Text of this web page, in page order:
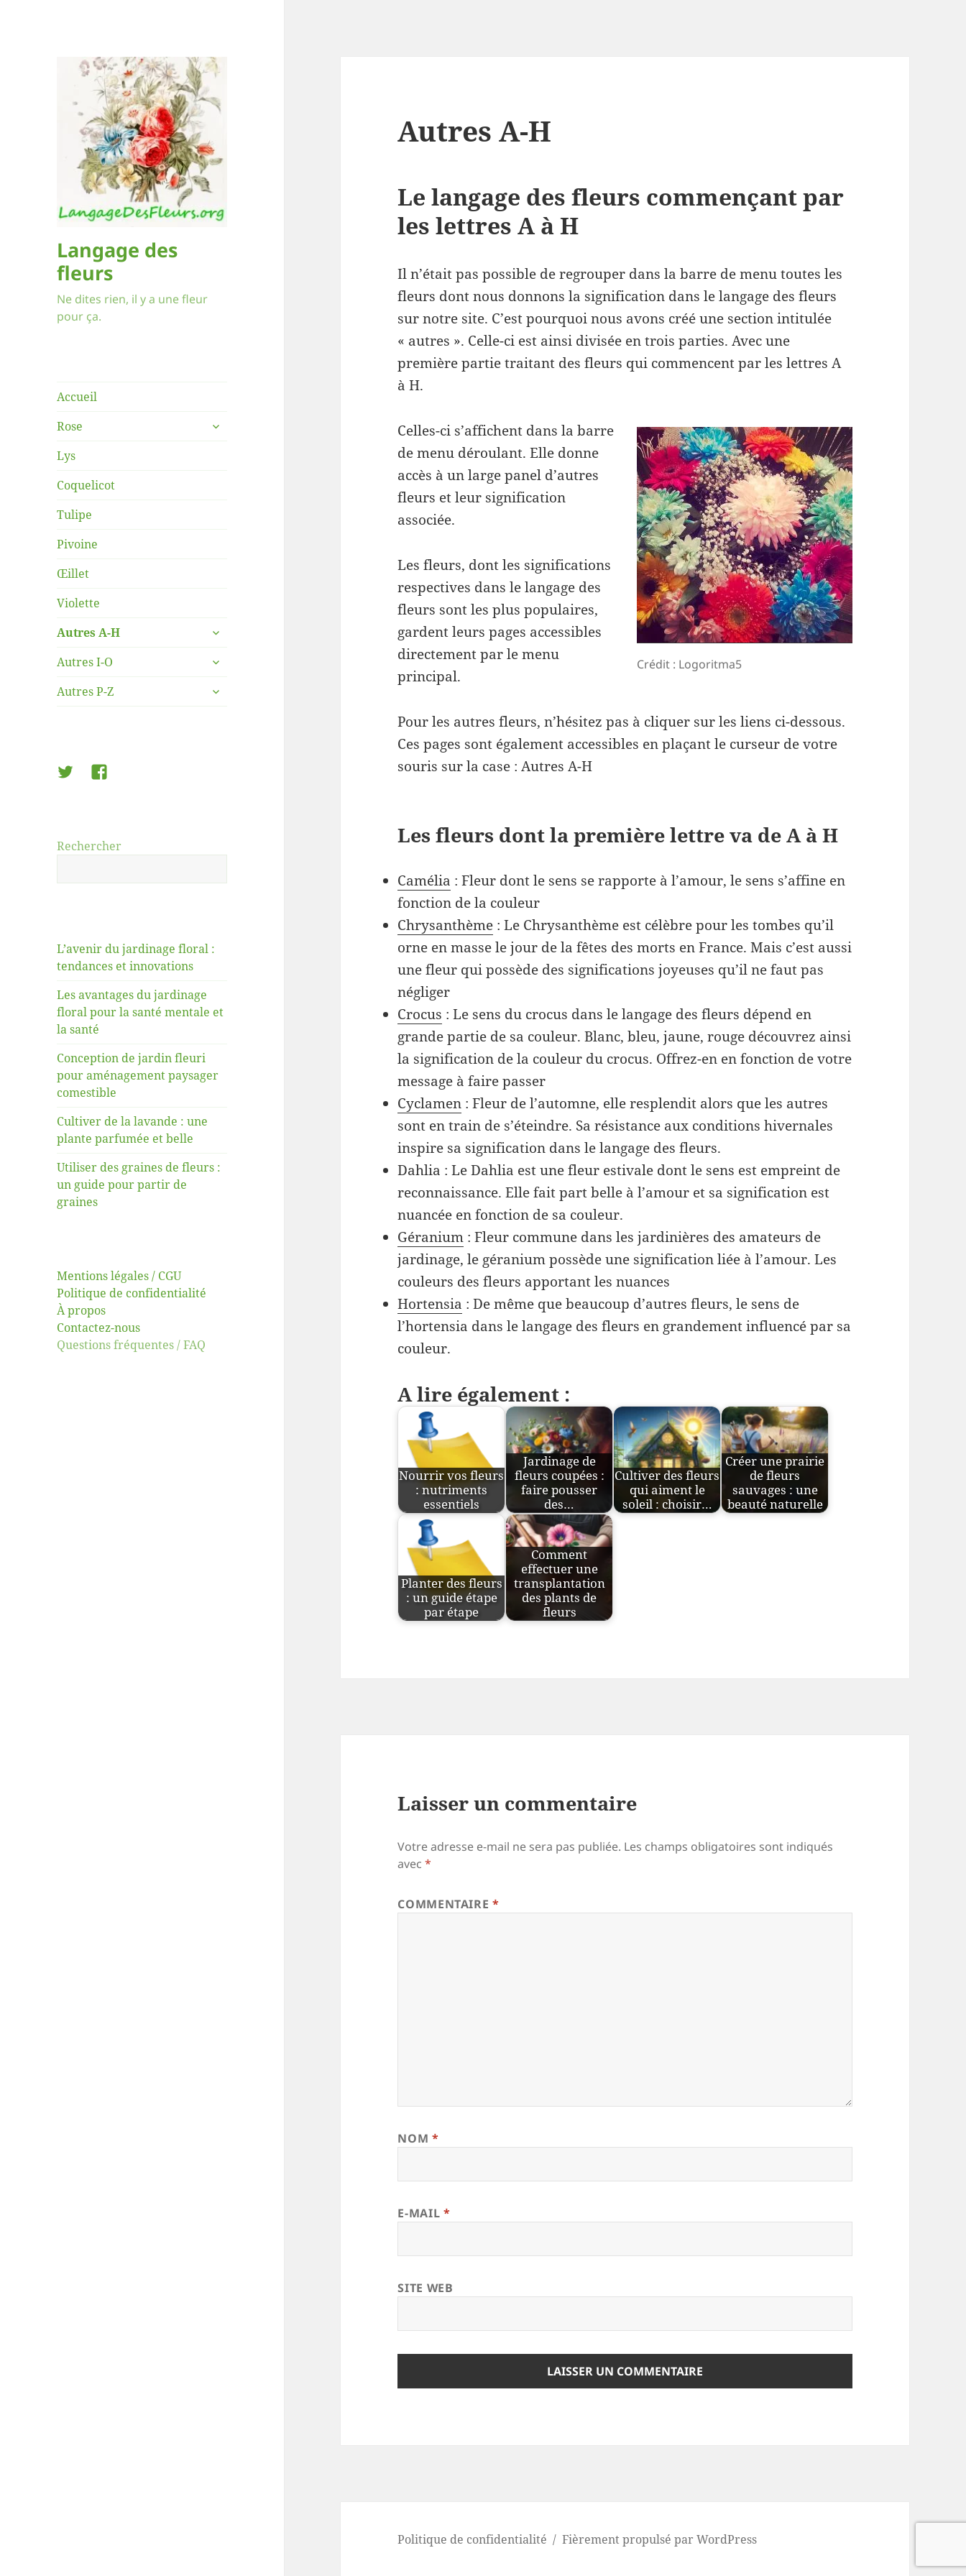
Langage des
fleurs
Ne dites rien, il y a une fleur
pour ça.
Accueil
Rose
ouvrir
Lys
Coquelicot
Tulipe
Pivoine
Œillet
Violette
Autres A-H
ouvrir
sous-
Autres I-O
ouvrir
sous-
Autres P-Z
ouvrir
TwitterFacebook
Rechercher
L’avenir du jardinage floral :
tendances et innovations
Les avantages du jardinage
floral pour la santé mentale et
la santé
Conception de jardin fleuri
pour aménagement paysager
comestible
Cultiver de la lavande : une
plante parfumée et belle
Utiliser des graines de fleurs :
un guide pour partir de
graines
Mentions légales / CGU
Politique de confidentialité
À propos
Contactez-nous
Questions fréquentes / FAQ
Autres A-H
Le langage des fleurs commençant par
les lettres A à H
Il n’était pas possible de regrouper dans la barre de menu toutes les
fleurs dont nous donnons la signification dans le langage des fleurs
sur notre site. C’est pourquoi nous avons créé une section intitulée
« autres ». Celle-ci est ainsi divisée en trois parties. Avec une
première partie traitant des fleurs qui commencent par les lettres A
à H.
Crédit : Logoritma5
Celles-ci s’affichent dans la barre
de menu déroulant. Elle donne
accès à un large panel d’autres
fleurs et leur signification
associée.
Les fleurs, dont les significations
respectives dans le langage des
fleurs sont les plus populaires,
gardent leurs pages accessibles
directement par le menu
principal.
Pour les autres fleurs, n’hésitez pas à cliquer sur les liens ci-dessous.
Ces pages sont également accessibles en plaçant le curseur de votre
souris sur la case : Autres A-H
Les fleurs dont la première lettre va de A à H
Camélia : Fleur dont le sens se rapporte à l’amour, le sens s’affine en
fonction de la couleur
Chrysanthème : Le Chrysanthème est célèbre pour les tombes qu’il
orne en masse le jour de la fêtes des morts en France. Mais c’est aussi
une fleur qui possède des significations joyeuses qu’il ne faut pas
négliger
Crocus : Le sens du crocus dans le langage des fleurs dépend en
grande partie de sa couleur. Blanc, bleu, jaune, rouge découvrez ainsi
la signification de la couleur du crocus. Offrez-en en fonction de votre
message à faire passer
Cyclamen : Fleur de l’automne, elle resplendit alors que les autres
sont en train de s’éteindre. Sa résistance aux conditions hivernales
inspire sa signification dans le langage des fleurs.
Dahlia : Le Dahlia est une fleur estivale dont le sens est empreint de
reconnaissance. Elle fait part belle à l’amour et sa signification est
nuancée en fonction de sa couleur.
Géranium : Fleur commune dans les jardinières des amateurs de
jardinage, le géranium possède une signification liée à l’amour. Les
couleurs des fleurs apportant les nuances
Hortensia : De même que beaucoup d’autres fleurs, le sens de
l’hortensia dans le langage des fleurs en grandement influencé par sa
couleur.
A lire également :
Nourrir vos fleurs
: nutriments
essentiels
Jardinage de
fleurs coupées :
faire pousser
des…
Cultiver des fleurs
qui aiment le
soleil : choisir…
Créer une prairie
de fleurs
sauvages : une
beauté naturelle
Planter des fleurs
: un guide étape
par étape
Comment
effectuer une
transplantation
des plants de
fleurs
Laisser un commentaire
Votre adresse e-mail ne sera pas publiée. Les champs obligatoires sont indiqués
avec*
COMMENTAIRE*
NOM *
E-MAIL *
SITE WEB
Politique de confidentialité Fièrement propulsé par WordPress